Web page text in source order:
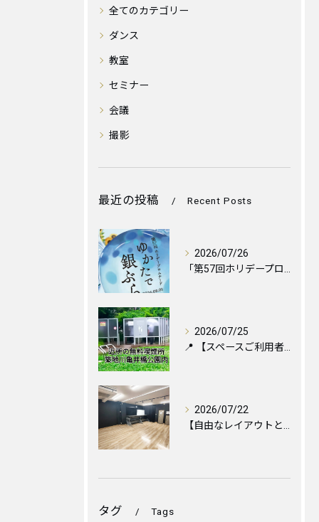
全てのカテゴリー
ダンス
教室
セミナー
会議
撮影
最近の投稿 Recent Posts
2026/07/26
2026/07/25
2026/07/22
タグ Tags